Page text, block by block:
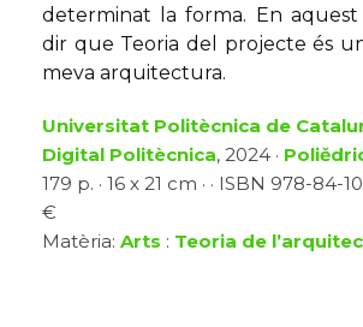
determinat la forma. En aquest
dir que Teoria del projecte és
meva arquitectura.
Universitat Politècnica de
Digital Politècnica, 2024 ·
179 p. · 16 x 21 cm · · ISBN 978-84-
€
Matèria: Arts : Teoria de